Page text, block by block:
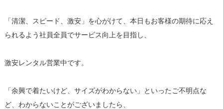
「清潔、スピード、激安」を心がけて、本日もお客様の期待に応え
られるよう社員全員でサービス向上を目指し、
激安レンタル営業中です。
「余興で着たいけど、サイズがわからない」といったご不明点な
ど、わからないことがございましたら、